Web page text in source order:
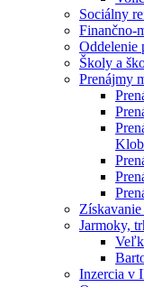
Sociálny
Finančno-
Oddelenie
Školy a
Prenájmy
Jarmoky,
Inzercia v